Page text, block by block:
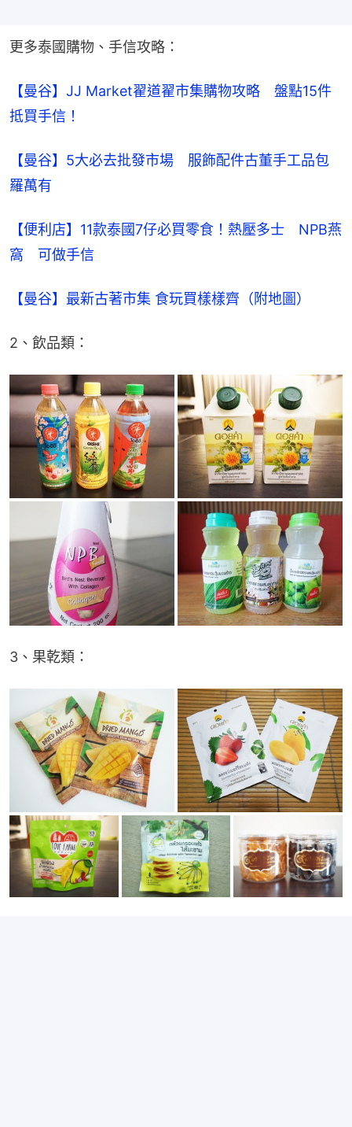
更多泰國購物、手信攻略：
【曼谷】JJ Market翟道翟市集購物攻略　盤點15件
抵買手信！
【曼谷】5大必去批發市場　服飾配件古董手工品包
羅萬有
【便利店】11款泰國7仔必買零食！熱壓多士　NPB燕
窩　可做手信
【曼谷】最新古著市集 食玩買樣樣齊（附地圖）
2、飲品類：
3、果乾類：